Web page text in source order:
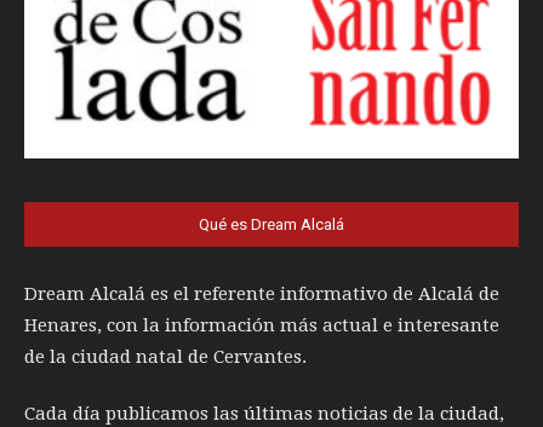
Qué es Dream Alcalá
Dream Alcalá es el referente informativo de Alcalá de
Henares, con la información más actual e interesante
de la ciudad natal de Cervantes.
Cada día publicamos las últimas noticias de la ciudad,